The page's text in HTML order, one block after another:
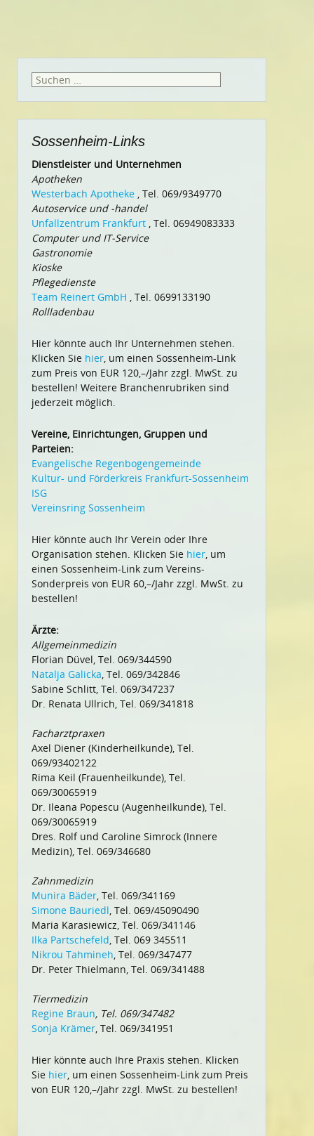
Suchen
Sossenheim-Links
Dienstleister und Unternehmen
Apotheken
Westerbach Apotheke , Tel. 069/9349770
Autoservice und -handel
Unfallzentrum Frankfurt , Tel. 06949083333
Computer und IT-Service
Gastronomie
Kioske
Pflegedienste
Team Reinert GmbH , Tel. 0699133190
Rollladenbau
Hier könnte auch Ihr Unternehmen stehen.
Klicken Sie hier, um einen Sossenheim-Link
zum Preis von EUR 120,–/Jahr zzgl. MwSt. zu
bestellen! Weitere Branchenrubriken sind
jederzeit möglich.
Vereine, Einrichtungen, Gruppen und
Parteien:
Evangelische Regenbogengemeinde
Kultur- und Förderkreis Frankfurt-Sossenheim
ISG
Vereinsring Sossenheim
Hier könnte auch Ihr Verein oder Ihre
Organisation stehen. Klicken Sie hier, um
einen Sossenheim-Link zum Vereins-
Sonderpreis von EUR 60,–/Jahr zzgl. MwSt. zu
bestellen!
Ärzte:
Allgemeinmedizin
Florian Düvel, Tel. 069/344590
Natalja Galicka, Tel. 069/342846
Sabine Schlitt, Tel. 069/347237
Dr. Renata Ullrich, Tel. 069/341818
Facharztpraxen
Axel Diener (Kinderheilkunde), Tel.
069/93402122
Rima Keil (Frauenheilkunde), Tel.
069/30065919
Dr. Ileana Popescu (Augenheilkunde), Tel.
069/30065919
Dres. Rolf und Caroline Simrock (Innere
Medizin), Tel. 069/346680
Zahnmedizin
Munira Bäder, Tel. 069/341169
Simone Bauriedl, Tel. 069/45090490
Maria Karasiewicz, Tel. 069/341146
Ilka Partschefeld, Tel. 069 345511
Nikrou Tahmineh, Tel. 069/347477
Dr. Peter Thielmann, Tel. 069/341488
Tiermedizin
Regine Braun, Tel. 069/347482
Sonja Krämer, Tel. 069/341951
Hier könnte auch Ihre Praxis stehen. Klicken
Sie hier, um einen Sossenheim-Link zum Preis
von EUR 120,–/Jahr zzgl. MwSt. zu bestellen!